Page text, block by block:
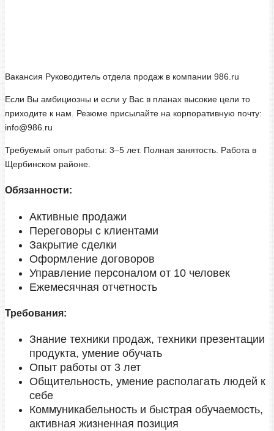
Вакансия Руководитель отдела продаж в компании 986.ru
Если Вы амбициозны и если у Вас в планах высокие цели то
приходите к нам. Резюме присылайте на корпоративную почту:
info@986.ru
Требуемый опыт работы: 3–5 лет. Полная занятость. Работа в
Щербинском районе.
Обязанности:
Активные продажи
Переговоры с клиентами
Закрытие сделки
Оформление договоров
Управление персоналом от 10 человек
Ежемесячная отчетность
Требования:
Знание техники продаж, техники презентации
продукта, умение обучать
Опыт работы от 3 лет
Общительность, умение располагать людей к
себе
Коммуникабельность и быстрая обучаемость,
активная жизненная позиция